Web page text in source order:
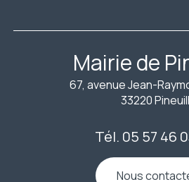
Mairie de
67, avenue Jean-
33220
Tél. 05 57 46
Nous